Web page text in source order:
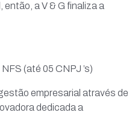
a V & G finaliza a
(até 05 CNPJ ’s)
empresarial através de
dedicada a